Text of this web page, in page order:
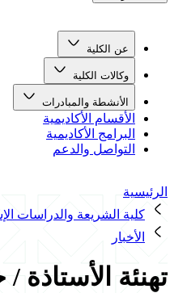
عن الكلية
وكالات الكلية
الأنشطة والمبادرات
الأقسام الأكاديمية
البرامج الأكاديمية
التواصل والدعم
الرئيسية
كلية الشريعة والدراسات
الأخبار
تهنئة الأستاذة